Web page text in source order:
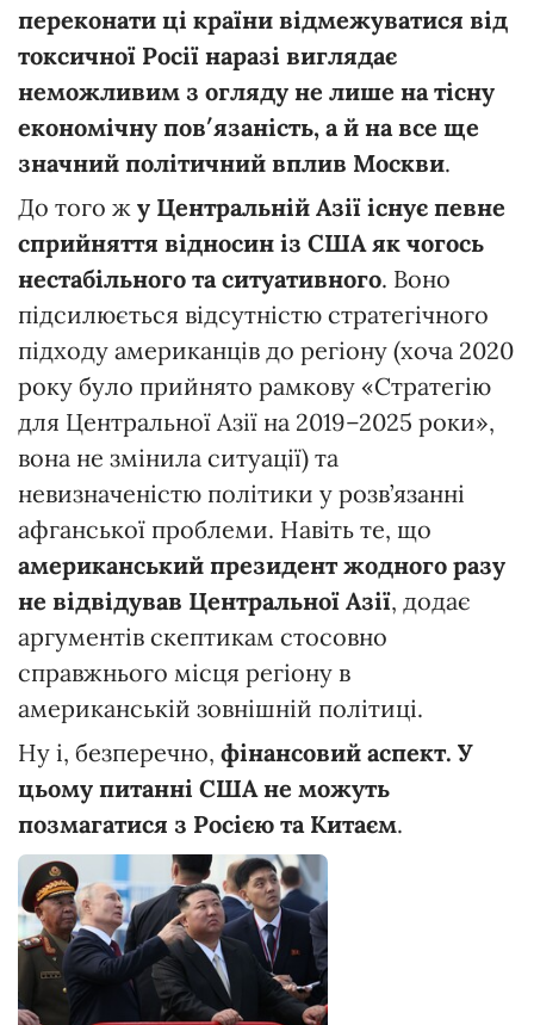
переконати ці країни відмежуватися від
токсичної Росії наразі виглядає
неможливим з огляду не лише на тісну
економічну пов′язаність, а й на все ще
значний політичний вплив Москви.
До того ж у Центральній Азії існує певне
сприйняття відносин із США як чогось
нестабільного та ситуативного. Воно
підсилюється відсутністю стратегічного
підходу американців до регіону (хоча 2020
року було прийнято рамкову «Стратегію
для Центральної Азії на 2019–2025 роки»,
вона не змінила ситуації) та
невизначеністю політики у розв’язанні
афганської проблеми. Навіть те, що
американський президент жодного разу
не відвідував Центральної Азії, додає
аргументів скептикам стосовно
справжнього місця регіону в
американській зовнішній політиці.
Ну і, безперечно, фінансовий аспект. У
цьому питанні США не можуть
позмагатися з Росією та Китаєм.